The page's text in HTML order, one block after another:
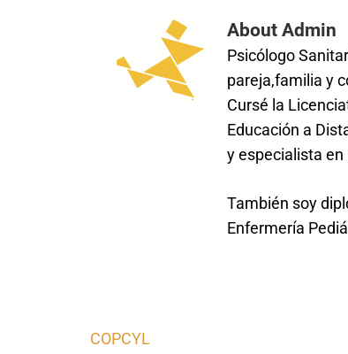
About Admin
Psicólogo
pareja,familia y
Cursé la
Educación a
y especialista
También soy
Enfermería
Navegación
COPCYL